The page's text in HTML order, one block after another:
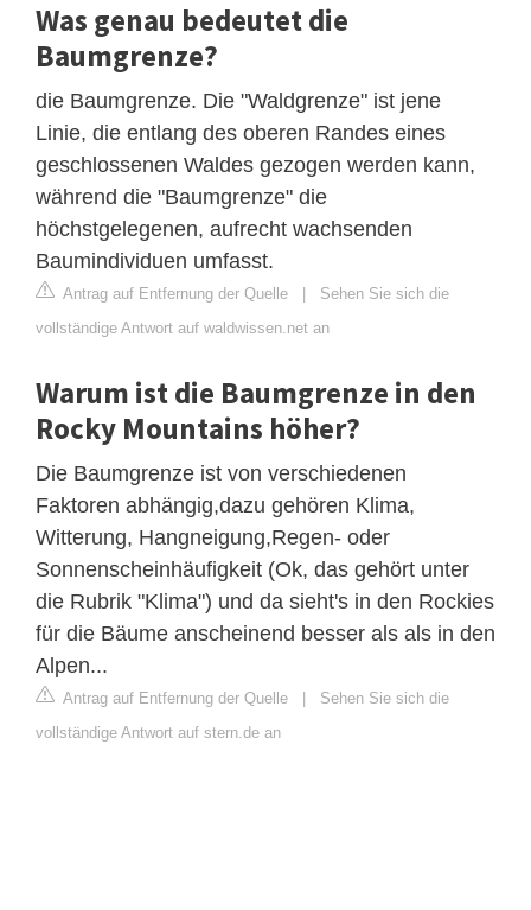
Was genau bedeutet die
Baumgrenze?
die Baumgrenze. Die "Waldgrenze" ist jene
Linie, die entlang des oberen Randes eines
geschlossenen Waldes gezogen werden kann,
während die "Baumgrenze" die
höchstgelegenen, aufrecht wachsenden
Baumindividuen umfasst.
Antrag auf Entfernung der Quelle
Sehen Sie sich die
vollständige Antwort auf waldwissen.net an
Warum ist die Baumgrenze in den
Rocky Mountains höher?
Die Baumgrenze ist von verschiedenen
Faktoren abhängig,dazu gehören Klima,
Witterung, Hangneigung,Regen- oder
Sonnenscheinhäufigkeit (Ok, das gehört unter
die Rubrik "Klima") und da sieht's in den Rockies
für die Bäume anscheinend besser als als in den
Alpen...
Antrag auf Entfernung der Quelle
Sehen Sie sich die
vollständige Antwort auf stern.de an